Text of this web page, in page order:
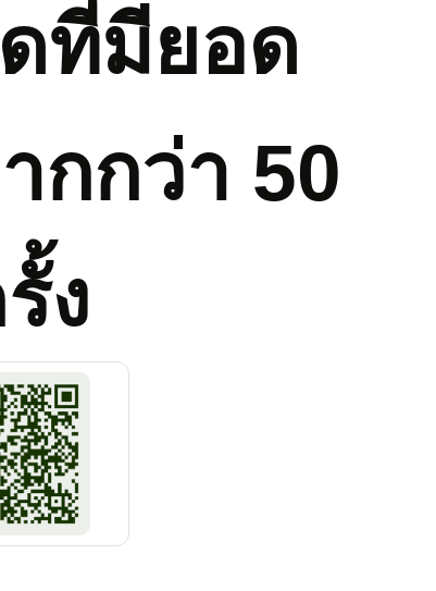
ที่มียอด
กกว่า 50
ง